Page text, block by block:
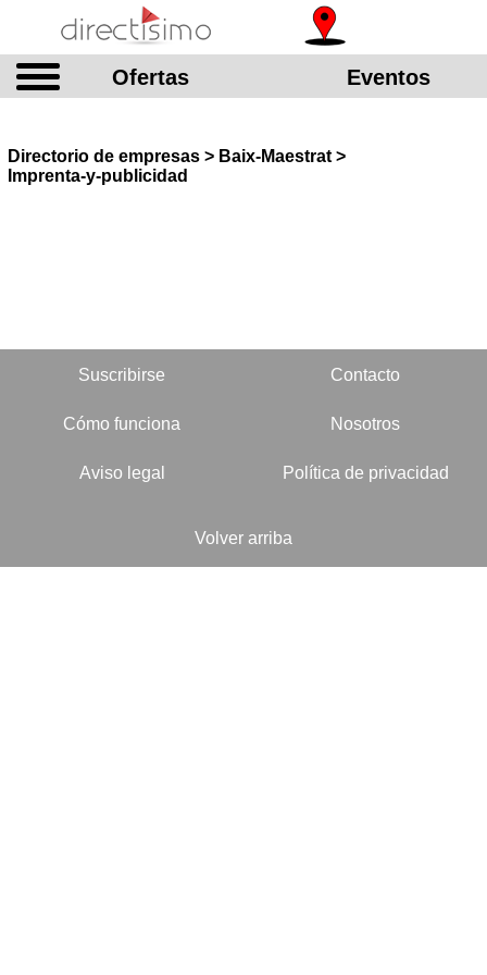
Ofertas Eventos
Directorio de empresas > Baix-Maestrat >
Imprenta-y-publicidad
Suscribirse Contacto
Cómo funciona Nosotros
Aviso legal Política de privacidad
Volver arriba